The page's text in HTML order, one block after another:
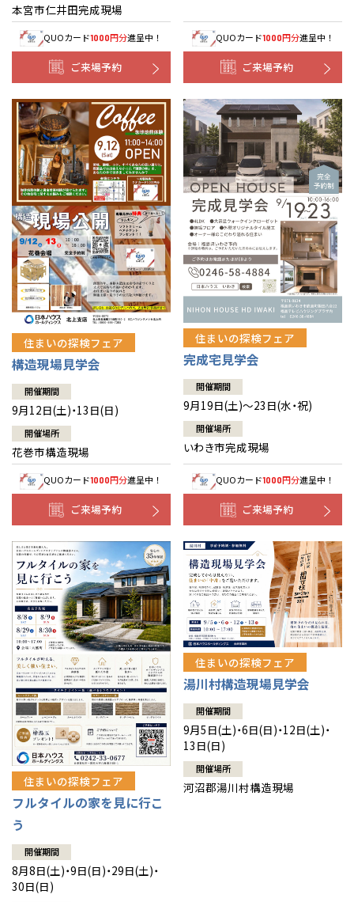
本宮市仁井田完成現場
QUOカード1000円分進呈中！
ご来場予約
QUOカード1000円分進呈中！
ご来場予約
住まいの探検フェア
構造現場見学会
開催期間
9月12日(土)・13日(日)
開催場所
花巻市構造現場
QUOカード1000円分進呈中！
ご来場予約
住まいの探検フェア
完成宅見学会
開催期間
9月19日(土)～23日(水・祝)
開催場所
いわき市完成現場
QUOカード1000円分進呈中！
ご来場予約
住まいの探検フェア
フルタイルの家を見に行こ
う
開催期間
8月8日(土)・9日(日)・29日(土)・
30日(日)
住まいの探検フェア
湯川村構造現場見学会
開催期間
9月5日(土)・6日(日)・12日(土)・
13日(日)
開催場所
河沼郡湯川村構造現場